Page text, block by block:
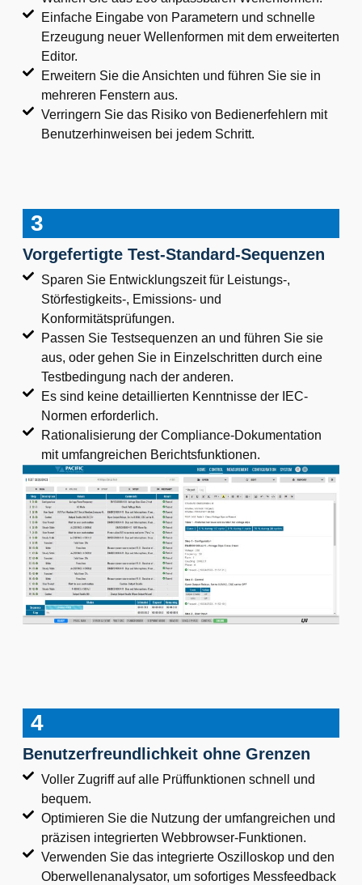
Einfache Eingabe von Parametern und schnelle
Erzeugung neuer Wellenformen mit dem erweiterten
Editor.
Erweitern Sie die Ansichten und führen Sie sie in
mehreren Fenstern aus.
Verringern Sie das Risiko von Bedienerfehlern mit
Benutzerhinweisen bei jedem Schritt.
3
Vorgefertigte Test-Standard-Sequenzen
Sparen Sie Entwicklungszeit für Leistungs-,
Störfestigkeits-, Emissions- und
Konformitätsprüfungen.
Passen Sie Testsequenzen an und führen Sie sie
aus, oder gehen Sie in Einzelschritten durch eine
Testbedingung nach der anderen.
Es sind keine detaillierten Kenntnisse der IEC-
Normen erforderlich.
Rationalisierung der Compliance-Dokumentation
mit umfangreichen Berichtsfunktionen.
4
Benutzerfreundlichkeit ohne Grenzen
Voller Zugriff auf alle Prüffunktionen schnell und
bequem.
Optimieren Sie die Nutzung der umfangreichen und
präzisen integrierten Webbrowser-Funktionen.
Verwenden Sie das integrierte Oszilloskop und den
Oberwellenanalysator, um sofortiges Messfeedback